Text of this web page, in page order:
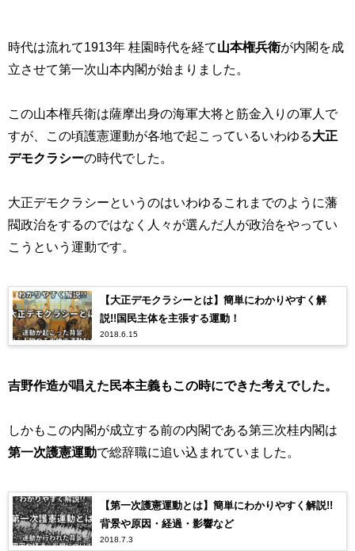
時代は流れて1913年 桂園時代を経て山本権兵衛が内閣を成
立させて第一次山本内閣が始まりました。
この山本権兵衛は薩摩出身の海軍大将と筋金入りの軍人で
すが、この頃護憲運動が各地で起こっているいわゆる大正
デモクラシーの時代でした。
大正デモクラシーというのはいわゆるこれまでのように藩
閥政治をするのではなく人々が選んだ人が政治をやってい
こうという運動です。
【大正デモクラシーとは】簡単にわかりやすく解
説!!国民主体を主張する運動！
2018.6.15
吉野作造が唱えた民本主義もこの時にできた考えでした。
しかもこの内閣が成立する前の内閣である第三次桂内閣は
第一次護憲運動で総辞職に追い込まれていました。
【第一次護憲運動とは】簡単にわかりやすく解説!!
背景や原因・経過・影響など
2018.7.3